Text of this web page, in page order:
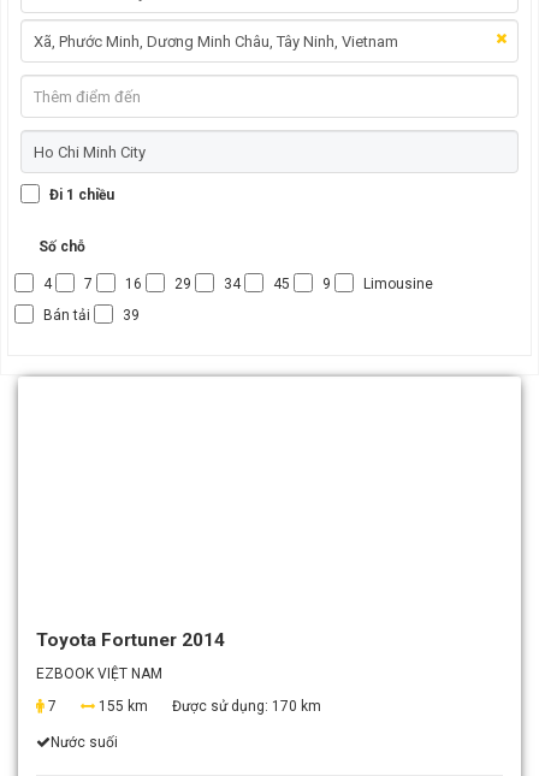
Đi 1 chiều
Số chỗ
4 7 16 29 34 45 9
Limousine
Bán tải
39
Toyota Fortuner 2014
EZBOOK VIỆT NAM
7
155 km Được sử dụng: 170 km
Nước suối